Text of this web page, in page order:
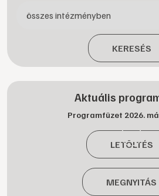
KERESÉS
Aktuális
Programfüzet 2026.
LETÖLTÉS
MEGNYITÁS